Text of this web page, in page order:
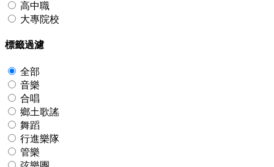
高中職
大專院校
標籤過濾
全部
音樂
合唱
鄉土歌謠
舞蹈
行進樂隊
管樂